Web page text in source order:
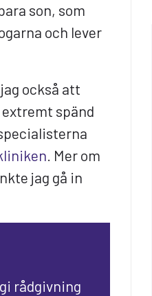
son, som
och lever
också att
spänd
. Mer om
jag gå in
rådgivning